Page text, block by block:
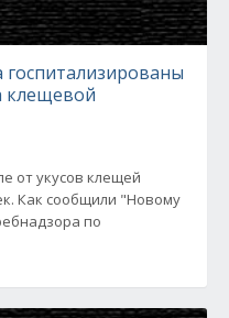
клещевой
от укусов клещей
Как сообщили "Новому
по